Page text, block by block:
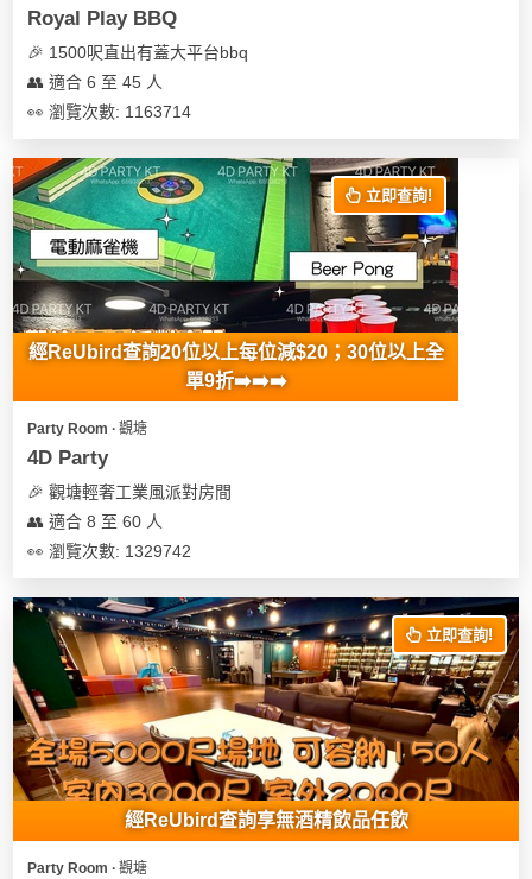
Royal Play BBQ
🎉 1500呎直出有蓋大平台bbq
👥 適合 6 至 45 人
👀 瀏覽次數: 1163714
立即查詢!
經ReUbird查詢20位以上每位減$20；30位以上全
單9折➡️➡️➡️
Party Room ∙ 觀塘
4D Party
🎉 觀塘輕奢工業風派對房間
👥 適合 8 至 60 人
👀 瀏覽次數: 1329742
立即查詢!
經ReUbird查詢享無酒精飲品任飲
Party Room ∙ 觀塘